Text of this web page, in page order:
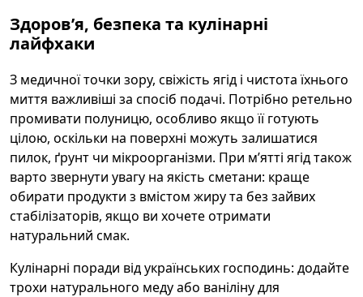
Здоров’я, безпека та кулінарні
лайфхаки
З медичної точки зору, свіжість ягід і чистота їхнього
миття важливіші за спосіб подачі. Потрібно ретельно
промивати полуницю, особливо якщо її готують
цілою, оскільки на поверхні можуть залишатися
пилок, ґрунт чи мікроорганізми. При м’ятті ягід також
варто звернути увагу на якість сметани: краще
обирати продукти з вмістом жиру та без зайвих
стабілізаторів, якщо ви хочете отримати
натуральний смак.
Кулінарні поради від українських господинь: додайте
трохи натурального меду або ваніліну для